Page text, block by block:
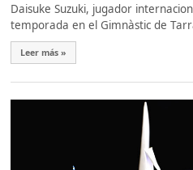
Daisuke Suzuki, jugador
temporada en el Gimnàstic de
Leer más »